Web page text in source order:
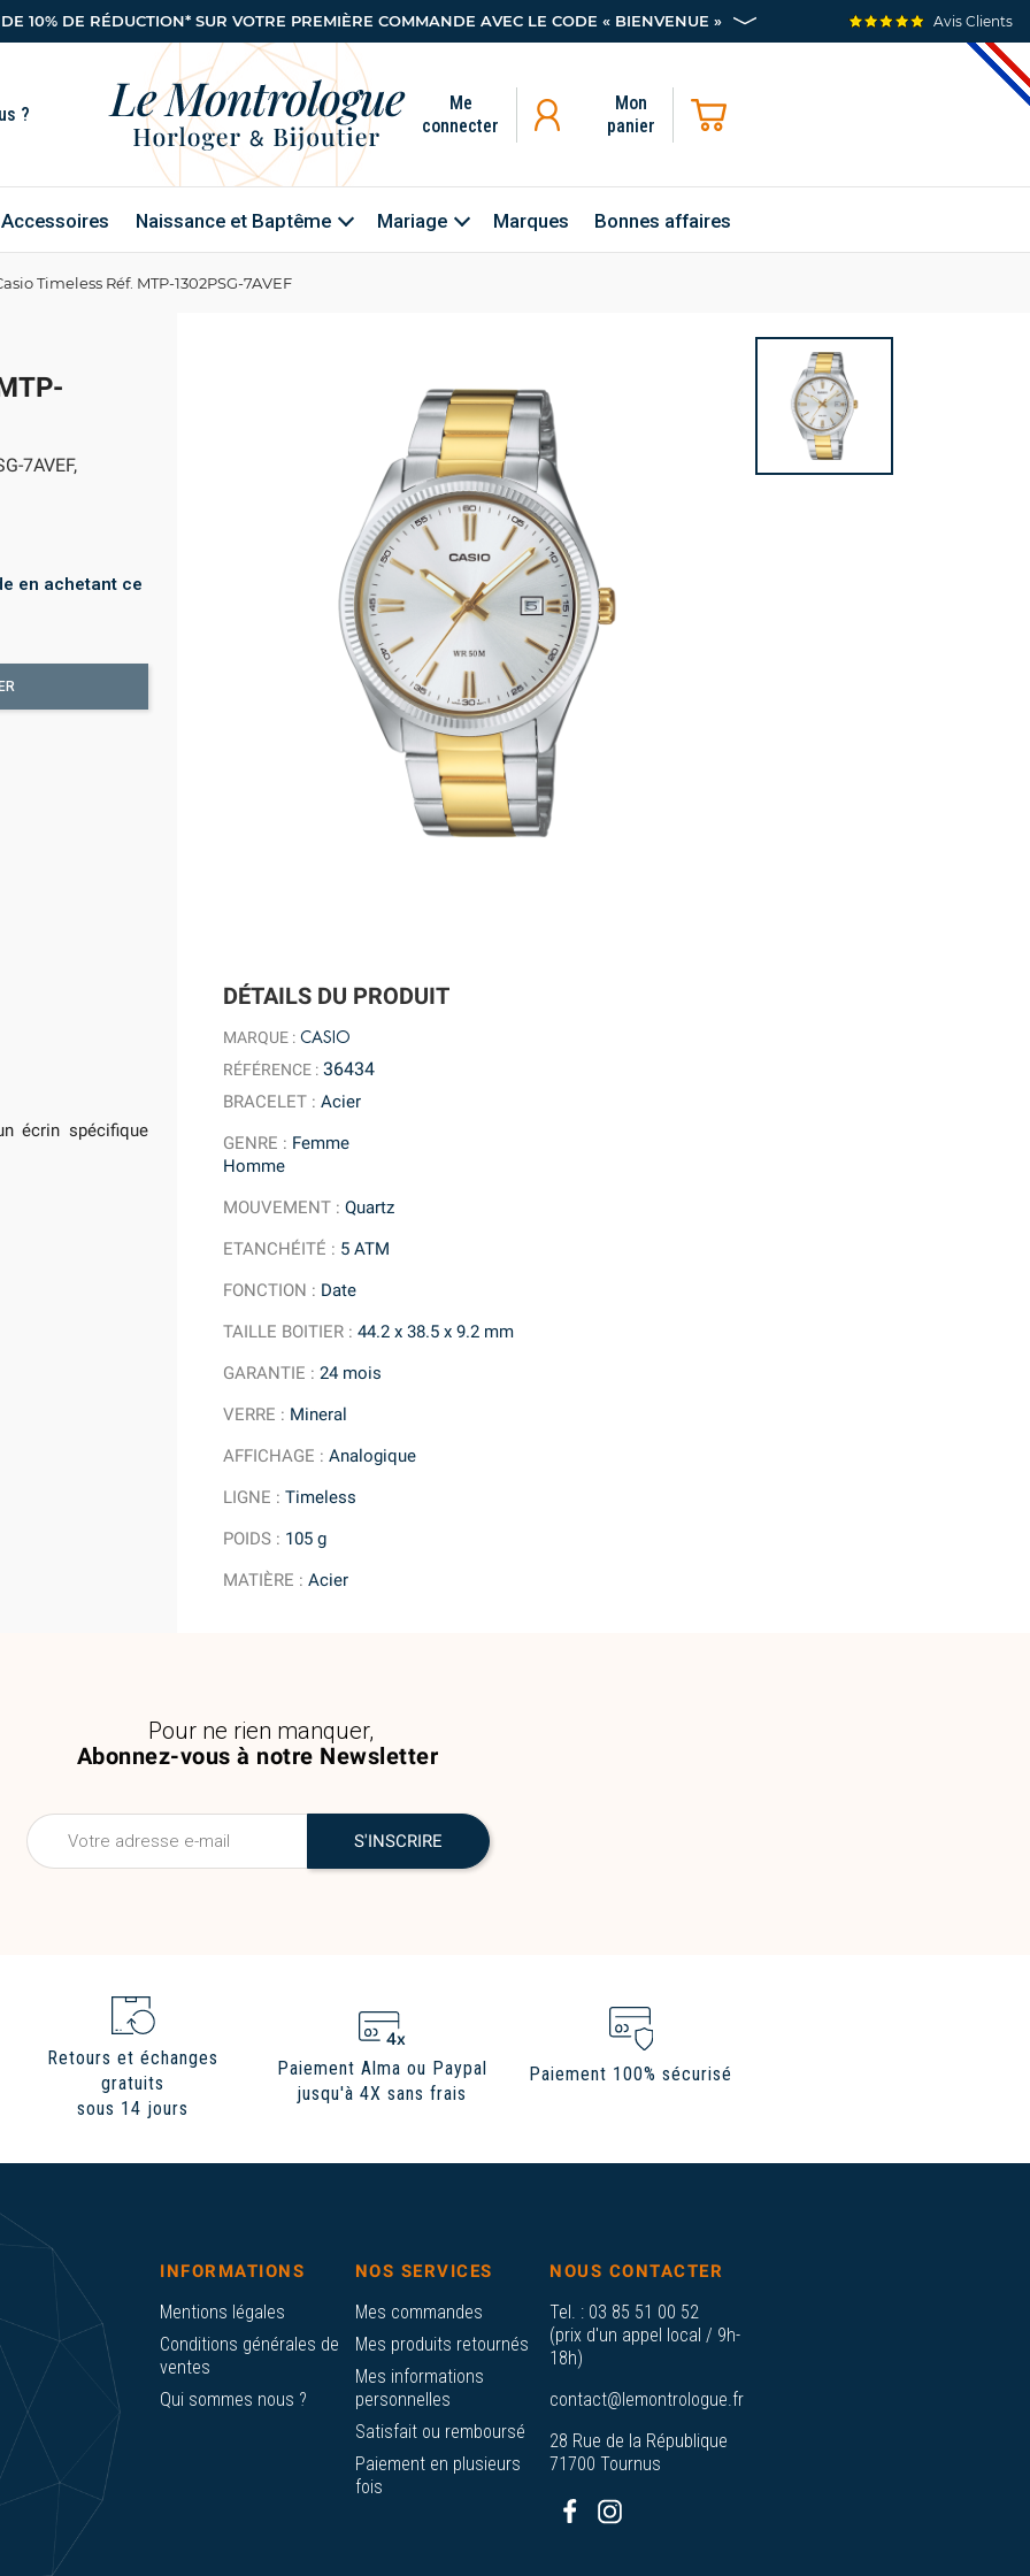
10% DE RÉDUCTION* SUR VOTRE PREMIÈRE COMMANDE AVEC LE CODE « BIENVENUE » Avis Clients
Me
connecter
Mon
panier
Accessoires Naissance et Baptême Mariage Marques Bonnes affaires
Timeless Réf. MTP-1302PSG-7AVEF
DÉTAILS DU PRODUIT
MARQUE : CASIO
RÉFÉRENCE : 36434
BRACELET: Acier
GENRE : Femme
Homme
MOUVEMENT: Quartz
ETANCHÉITÉ : 5 ATM
FONCTION : Date
TAILLE BOITIER: 44.2 x 38.5 x 9.2 mm
GARANTIE : 24 mois
VERRE : Mineral
AFFICHAGE : Analogique
LIGNE : Timeless
POIDS: 105 g
MATIÈRE : Acier
7AVEF,
en achetant ce
écrin spécifique
Abonnez-vous à notre Newsletter
Pour ne rien manquer,
Retours et échanges
gratuits
sous 14 jours
Paiement Alma ou Paypal
jusqu'à 4X sans frais
Paiement 100% sécurisé
INFORMATIONS
Mentions légales
Conditions générales de
ventes
Qui sommes nous ?
NOS SERVICES
Mes commandes
Mes produits retournés
Mes informations
personnelles
Satisfait ou remboursé
Paiement en plusieurs
fois
NOUS CONTACTER
Tel. : 03 85 51 00 52
(prix d'un appel local / 9h-
18h)
contact@lemontrologue.fr
28 Rue de la République
71700 Tournus